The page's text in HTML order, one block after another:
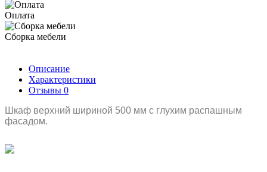
Оплата
Сборка мебели
Описание
Характеристики
Отзывы 0
Шкаф верхний шириной 500 мм с глухим распашным
фасадом.